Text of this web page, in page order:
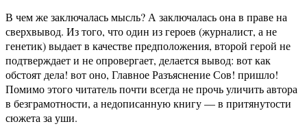
В чем же заключалась мысль? А заключалась она в праве на
сверхвывод. Из того, что один из героев (журналист, а не
генетик) выдает в качестве предположения, второй герой не
подтверждает и не опровергает, делается вывод: вот как
обстоят дела! вот оно, Главное Разъяснение Сов! пришло!
Помимо этого читатель почти всегда не прочь уличить автора
в безграмотности, а недописанную книгу — в притянутости
сюжета за уши.